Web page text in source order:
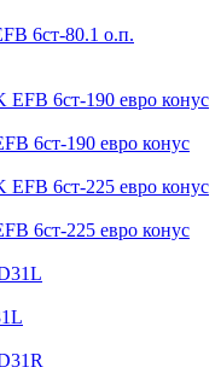
6ст-80.1 о.п.
6ст-190 евро конус
6ст-225 евро конус